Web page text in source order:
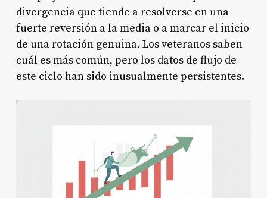
divergencia que tiende a resolverse en una
fuerte reversión a la media o a marcar el inicio
de una rotación genuina. Los veteranos saben
cuál es más común, pero los datos de flujo de
este ciclo han sido inusualmente persistentes.